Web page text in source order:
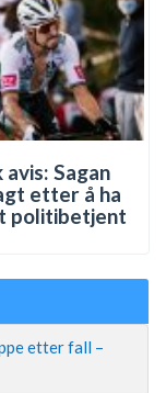
avis: Sagan
etter å ha
politibetjent
etter fall –